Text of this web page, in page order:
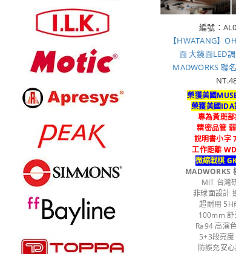
編號：
【HWATANG】
面 大鏡面LED
MADWORKS 聯
榮獲美國
榮獲美國
專為黃斑
精密品管
說明書小字
工作距離
微縮戰棋
MADWORKS
MIT 台灣
非球面設計
超耐用 5H
100mm 舒
Ra94 高演
5+3段亮
防誤充安